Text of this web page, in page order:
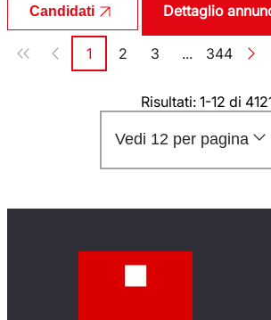
Candidati Dettaglio
Paginazione
Pagina
1 Pagina
2 Pagina
3 ... Pagina
344
Risultati: 1-12 di
Vedi 12 per pagina